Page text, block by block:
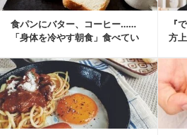
食パンにバター、コーヒー……
「身体を冷やす朝食」食べてい
『
方